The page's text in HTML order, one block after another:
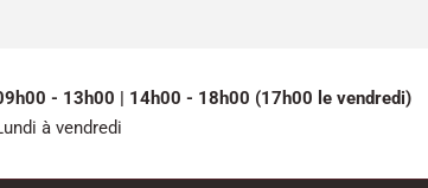
- 13h00 | 14h00 - 18h00 (17h00 le vendredi)
à vendredi